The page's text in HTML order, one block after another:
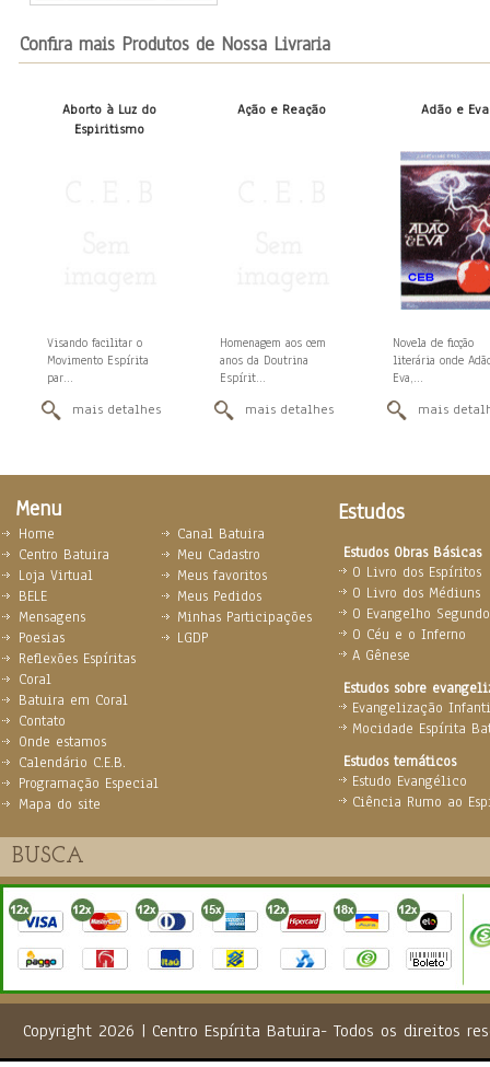
Confira mais Produtos de Nossa Livraria
Aborto à Luz do
Espiritismo
Visando facilitar o
Movimento Espírita
par...
mais detalhes
Ação e Reação
Homenagem aos cem
anos da Doutrina
Espírit...
mais detalhes
Adão e Eva
Novela de ficção
literária onde
Eva,...
mais
Menu Estudos
Estudos Obras Básicas
O Livro dos Espíritos
O Livro dos Médiuns
O Evangelho
O Céu e o Inferno
A Gênese
Estudos sobre
Evangelização
Mocidade Espírita
Estudos temáticos
Estudo Evangélico
Ciência Rumo ao
Home
Centro Batuira
Loja Virtual
BELE
Mensagens
Poesias
Reflexões Espíritas
Coral
Batuira em Coral
Contato
Onde estamos
Calendário C.E.B.
Programação Especial
Mapa do site
Canal Batuira
Meu Cadastro
Meus favoritos
Meus Pedidos
Minhas Participações
LGDP
Copyright 2026 | Centro Espírita Batuira- Todos os